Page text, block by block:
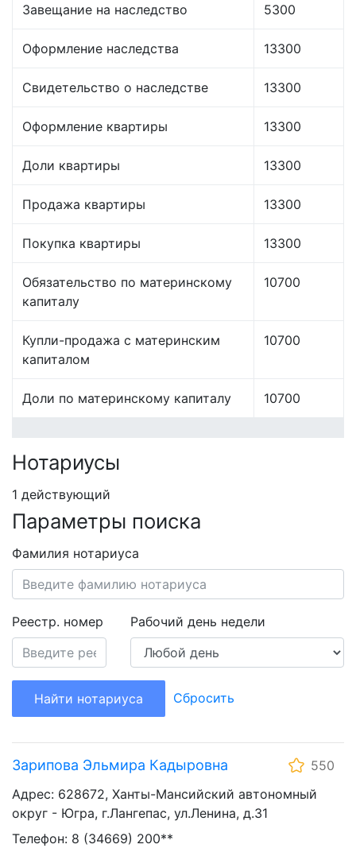
Завещание на наследство 5300
Оформление наследства 13300
Свидетельство о наследстве 13300
Оформление квартиры 13300
Доли квартиры 13300
Продажа квартиры 13300
Покупка квартиры 13300
Обязательство по материнскому
капиталу
10700
Купли-продажа с материнским
капиталом
10700
Доли по материнскому капиталу 10700
Нотариусы
1 действующий
Параметры поиска
Фамилия нотариуса
Реестр. номер Рабочий день недели
Найти нотариуса Сбросить
Зарипова Эльмира Кадыровна
550
Адрес: 628672, Ханты-Мансийский автономный
округ - Югра, г.Лангепас, ул.Ленина, д.31
Телефон: 8 (34669) 200**